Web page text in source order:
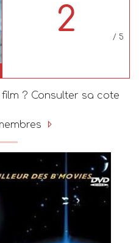
2 / 5
? Consulter sa cote